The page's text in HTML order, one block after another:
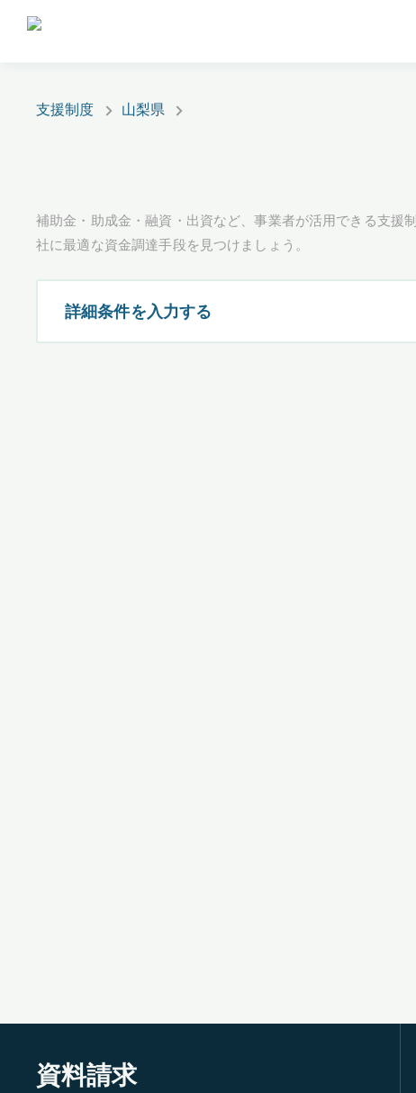
支援制度 山梨県
補助金・助成金・融資・出資など、事業者が活用できる支援
社に最適な資金調達手段を見つけましょう。
詳細条件を入力する
資料請求